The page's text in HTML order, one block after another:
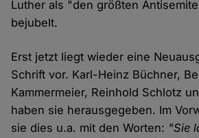
Luther als "den größten
bejubelt.
Erst jetzt liegt wieder eine
Schrift vor. Karl-Heinz Büchner,
Kammermeier, Reinhold Schlotz
haben sie herausgegeben. Im
sie dies u.a. mit den Worten: "Sie